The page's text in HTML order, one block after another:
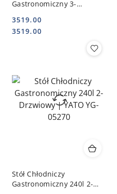
Gastronomiczny 3-
1795x600x845~915 | YATO
YG-05258
Cena:
3519.00
Cena:
3519.00
Stół Chłodniczy
Gastronomiczny 240l 2-